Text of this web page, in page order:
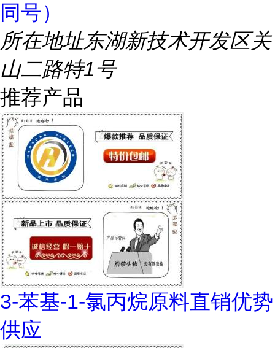
同号）
所在地址东湖新技术开发区关
山二路特1号
推荐产品
3-苯基-1-氯丙烷原料直销优势
供应